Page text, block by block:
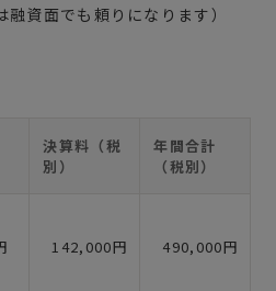
資面でも頼りになります）
決算料（税
別）
年間合計
（税別）
142,000円 490,000円